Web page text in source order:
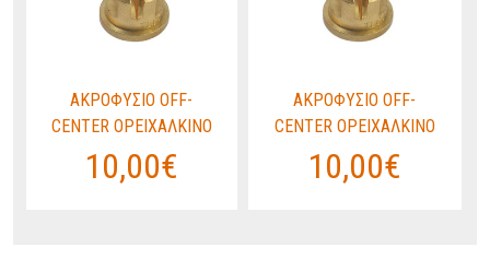
ΑΚΡΟΦΥΣΙΟ OFF-
CENTER ΟΡΕΙΧΑΛΚΙΝΟ
10,00€
ΑΚΡΟΦΥΣΙΟ OFF-
CENTER ΟΡΕΙΧΑΛΚΙΝΟ
10,00€